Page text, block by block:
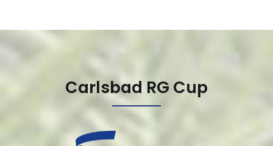
Carlsbad RG Cup